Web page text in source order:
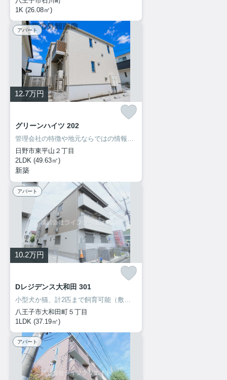
1K (26.08㎡)
アパート
12.7万円
グリーンハイツ 202
管理会社の特徴や地元ならではの情報も当社ならお伝え出来ます！
日野市東平山２丁目
2LDK (49.63㎡)
新築
アパート
10.2万円
Dレジデンス大和田 301
小型犬か猫、計2匹まで飼育可能（敷金1ヶ月プラス）ネット無料
八王子市大和田町５丁目
1LDK (37.19㎡)
アパート